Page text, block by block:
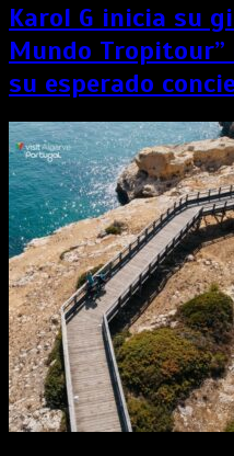
Karol G inicia su
Mundo Tropitour”
su esperado